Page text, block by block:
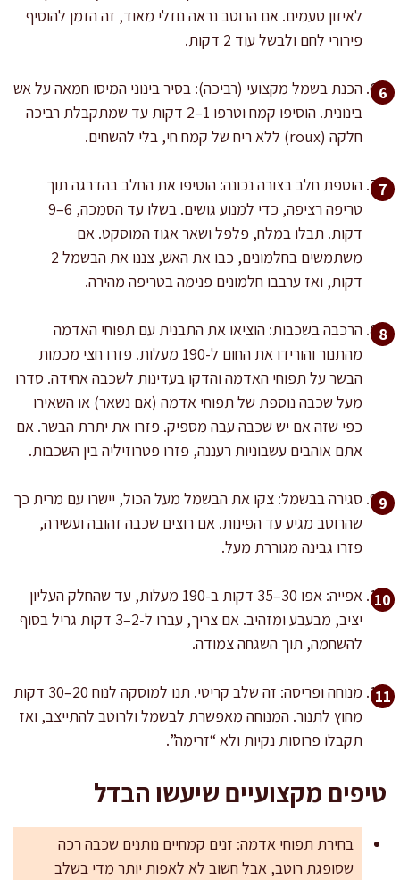
לאיזון טעמים. אם הרוטב נראה נוזלי מאוד, זה הזמן להוסיף
פירורי לחם ולבשל עוד 2 דקות.
הכנת בשמל מקצועי (רביכה): בסיר בינוני המיסו חמאה על אש
בינונית. הוסיפו קמח וטרפו 1–2 דקות עד שמתקבלת רביכה
חלקה (roux) ללא ריח של קמח חי, בלי להשחים.
הוספת חלב בצורה נכונה: הוסיפו את החלב בהדרגה תוך
טריפה רציפה, כדי למנוע גושים. בשלו עד הסמכה, 6–9
דקות. תבלו במלח, פלפל ושאר אגוז המוסקט. אם
משתמשים בחלמונים, כבו את האש, צננו את הבשמל 2
דקות, ואז ערבבו חלמונים פנימה בטריפה מהירה.
הרכבה בשכבות: הוציאו את התבנית עם תפוחי האדמה
מהתנור והורידו את החום ל-190 מעלות. פזרו חצי מכמות
הבשר על תפוחי האדמה והדקו בעדינות לשכבה אחידה. סדרו
מעל שכבה נוספת של תפוחי אדמה (אם נשאר) או השאירו
כפי שזה אם יש שכבה עבה מספיק. פזרו את יתרת הבשר. אם
אתם אוהבים עשבוניות רעננה, פזרו פטרוזיליה בין השכבות.
סגירה בבשמל: צקו את הבשמל מעל הכול, יישרו עם מרית כך
שהרוטב מגיע עד הפינות. אם רוצים שכבה זהובה ועשירה,
פזרו גבינה מגוררת מעל.
אפייה: אפו 30–35 דקות ב-190 מעלות, עד שהחלק העליון
יציב, מבעבע ומזהיב. אם צריך, עברו ל-2–3 דקות גריל בסוף
להשחמה, תוך השגחה צמודה.
מנוחה ופריסה: זה שלב קריטי. תנו למוסקה לנוח 20–30 דקות
מחוץ לתנור. המנוחה מאפשרת לבשמל ולרוטב להתייצב, ואז
תקבלו פרוסות נקיות ולא “זרימה”.
טיפים מקצועיים שיעשו הבדל
בחירת תפוחי אדמה: זנים קמחיים נותנים שכבה רכה
שסופגת רוטב, אבל חשוב לא לאפות יותר מדי בשלב